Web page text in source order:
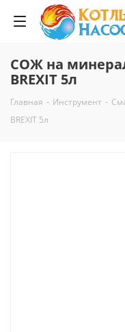
СОЖ на
BREXIT 5л
Главная - Инструмент -
BREXIT 5л